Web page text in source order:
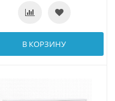
В КОРЗИНУ